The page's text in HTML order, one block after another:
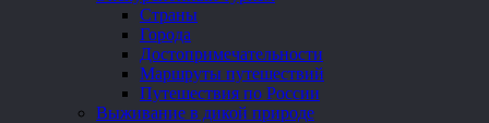
Страны
Города
Достопримечательности
Маршруты путешествий
Путешествия по России
Выживание в дикой природе